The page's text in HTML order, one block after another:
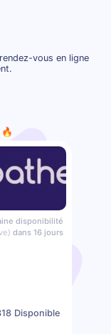
vous en ligne
disponibilité
dans 16 jours
Disponible